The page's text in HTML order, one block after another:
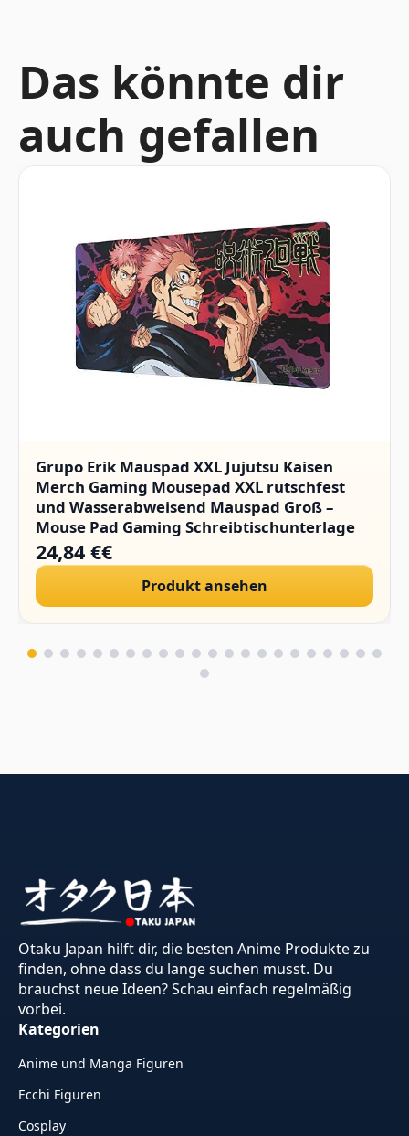
Das könnte dir
auch gefallen
Grupo Erik Mauspad XXL Jujutsu Kaisen
Merch Gaming Mousepad XXL rutschfest
und Wasserabweisend Mauspad Groß –
Mouse Pad Gaming Schreibtischunterlage
PC Zubehör Gaming
24,84 €€
Produkt ansehen
Otaku Japan hilft dir, die besten Anime Produkte zu
finden, ohne dass du lange suchen musst. Du
brauchst neue Ideen? Schau einfach regelmäßig
vorbei.
Kategorien
Anime und Manga Figuren
Ecchi Figuren
Cosplay